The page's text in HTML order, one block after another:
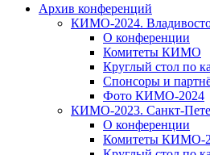
Архив конференций
КИМО-2024.
О конференции
Комитеты КИМО
Круглый стол по
Спонсоры и
Фото КИМО-2024
КИМО-2023. Санкт-
О конференции
Комитеты КИМО-